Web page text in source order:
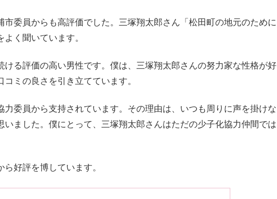
市委員からも高評価でした。三塚翔太郎さん「松田町の地元のために
く聞いています。
ける評価の高い男性です。僕は、三塚翔太郎さんの努力家な性格が好
ミの良さを引き立てています。
力委員から支持されています。その理由は、いつも周りに声を掛けな
いました。僕にとって、三塚翔太郎さんはただの少子化協力仲間では
好評を博しています。